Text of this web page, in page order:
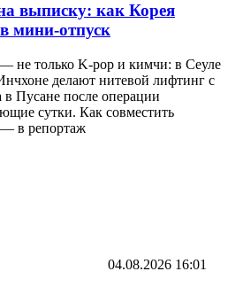
выписку: как Корея
мини-отпуск
не только K-pop и кимчи: в Сеуле
делают нитевой лифтинг с
в Пусане после операции
сутки. Как совместить
— в репортаж
04.08.2026 16:01